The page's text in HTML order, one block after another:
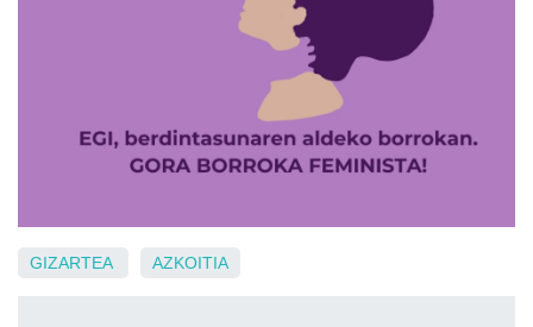
GIZARTEA AZKOITIA